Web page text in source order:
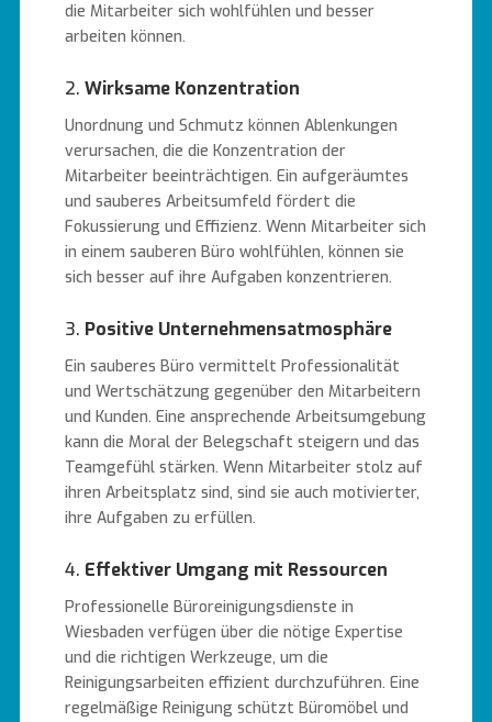
die Mitarbeiter sich wohlfühlen und besser
arbeiten können.
2.Wirksame Konzentration
Unordnung und Schmutz können Ablenkungen
verursachen, die die Konzentration der
Mitarbeiter beeinträchtigen. Ein aufgeräumtes
und sauberes Arbeitsumfeld fördert die
Fokussierung und Effizienz. Wenn Mitarbeiter sich
in einem sauberen Büro wohlfühlen, können sie
sich besser auf ihre Aufgaben konzentrieren.
3. Positive Unternehmensatmosphäre
Ein sauberes Büro vermittelt Professionalität
und Wertschätzung gegenüber den Mitarbeitern
und Kunden. Eine ansprechende Arbeitsumgebung
kann die Moral der Belegschaft steigern und das
Teamgefühl stärken. Wenn Mitarbeiter stolz auf
ihren Arbeitsplatz sind, sind sie auch motivierter,
ihre Aufgaben zu erfüllen.
4. Effektiver Umgang mit Ressourcen
Professionelle Büroreinigungsdienste in
Wiesbaden verfügen über die nötige Expertise
und die richtigen Werkzeuge, um die
Reinigungsarbeiten effizient durchzuführen. Eine
regelmäßige Reinigung schützt Büromöbel und